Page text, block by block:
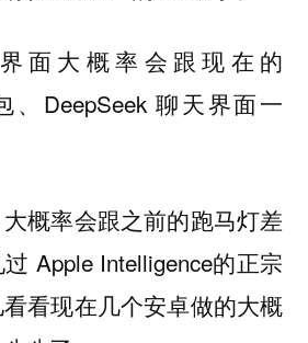
面大概率会跟现在的
、DeepSeek 聊天界面一
概率会跟之前的跑马灯差
Apple Intelligence的正宗
看现在几个安卓做的大概